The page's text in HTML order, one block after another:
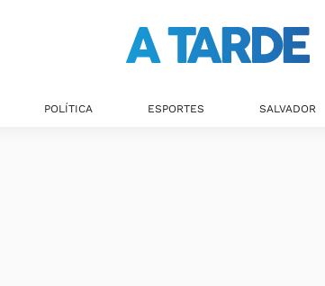
POLÍTICA ESPORTES SALVADOR